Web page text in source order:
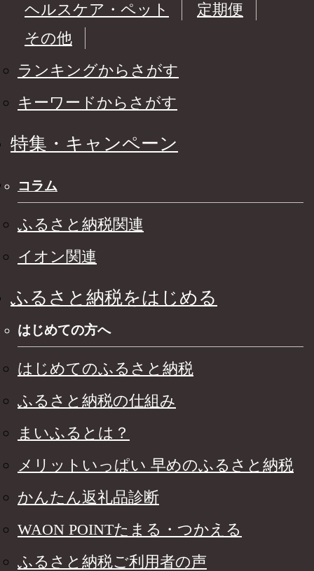
ヘルスケア・ペット
定期便
その他
ランキングからさがす
キーワードからさがす
特集・キャンペーン
コラム
ふるさと納税関連
イオン関連
ふるさと納税をはじめる
はじめての方へ
はじめてのふるさと納税
ふるさと納税の仕組み
まいふるとは？
メリットいっぱい 早めのふるさと納税
かんたん返礼品診断
WAON POINTたまる・つかえる
ふるさと納税ご利用者の声